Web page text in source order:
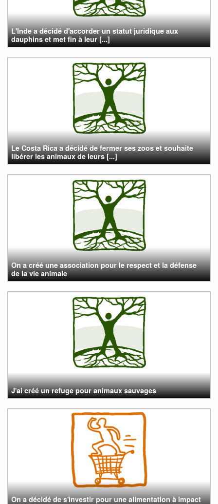
L'Inde a décidé d'accorder un statut juridique aux
dauphins et met fin à leur [...]
Le Costa Rica a décidé de fermer ses zoos et souhaite
libérer les animaux de leurs [...]
On a créé une association pour le respect et la défense
de la vie animale
J'ai créé un refuge pour animaux sauvages
On a décidé de s'investir pour une alimentation à impact